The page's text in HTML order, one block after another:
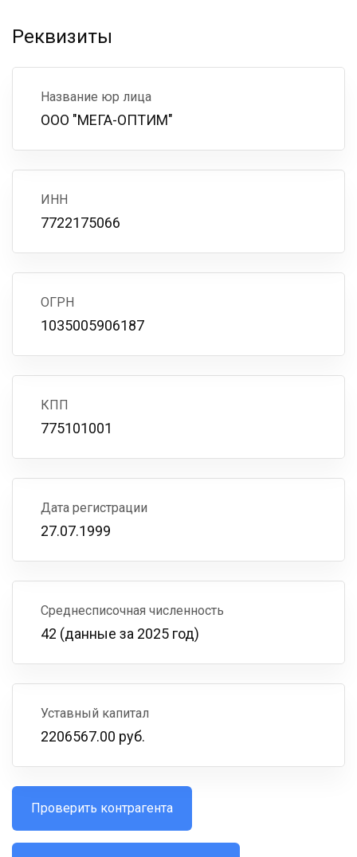
Реквизиты
Название юр лица
ООО "МЕГА-ОПТИМ"
ИНН
7722175066
ОГРН
1035005906187
КПП
775101001
Дата регистрации
27.07.1999
Среднесписочная численность
42 (данные за 2025 год)
Уставный капитал
2206567.00 руб.
Проверить контрагента